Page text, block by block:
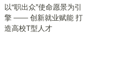
以“职出众”使命愿景为引
擎 —— 创新就业赋能 打
造高校T型人才